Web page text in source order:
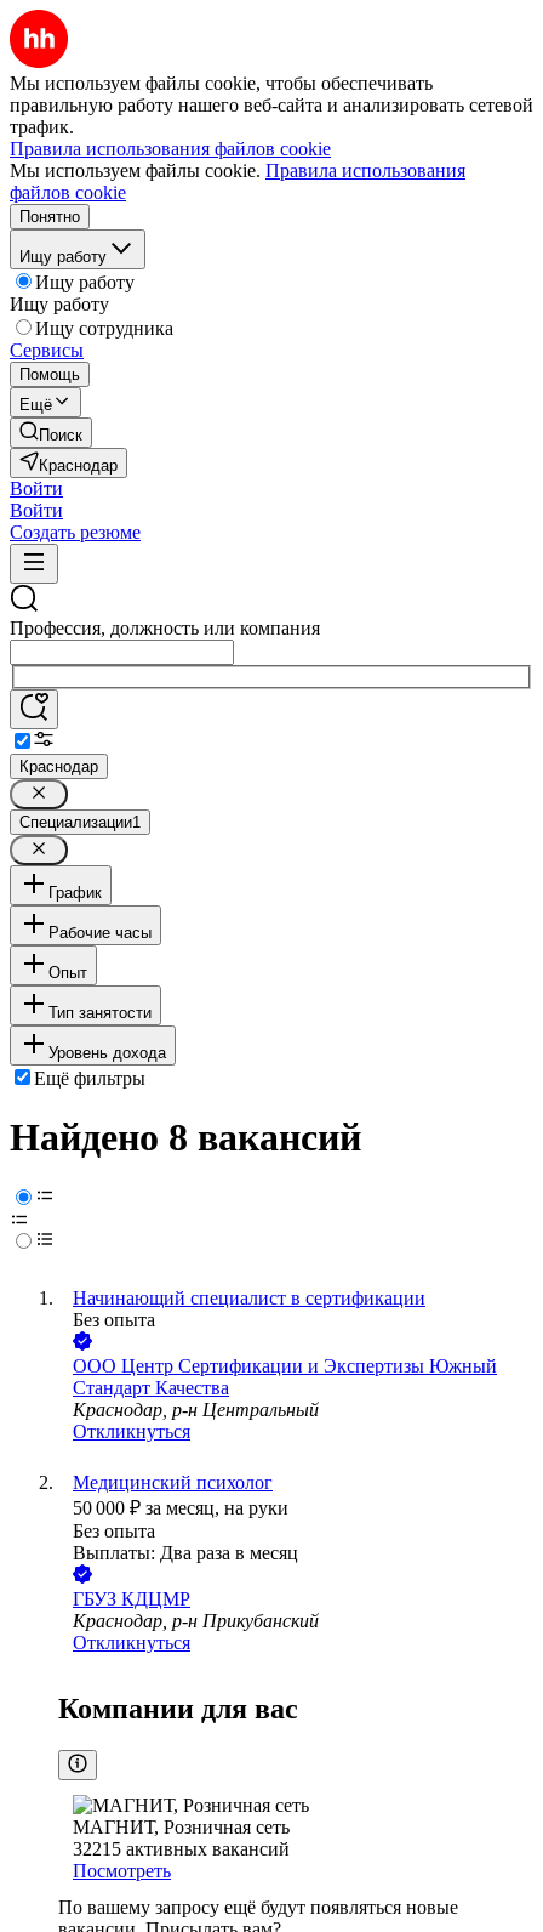
Мы используем файлы cookie, чтобы обеспечивать
правильную работу нашего веб-сайта и анализировать сетевой
трафик.
Правила использования файлов cookie
Мы используем файлы cookie. Правила использования
файлов cookie
Понятно
Ищу работу
Ищу работу
Ищу работу
Ищу сотрудника
Сервисы
Помощь
Ещё
Поиск
Краснодар
Войти
Войти
Создать резюме
Профессия, должность или компания
Краснодар
Специализации1
График
Рабочие часы
Опыт
Тип занятости
Уровень дохода
Ещё фильтры
Найдено 8 вакансий
Начинающий специалист в сертификации
Без опыта
ООО Центр Сертификации и Экспертизы Южный
Стандарт Качества
Краснодар, р-н Центральный
Откликнуться
Медицинский психолог
50 000 ₽ за месяц, на руки
Без опыта
Выплаты: Два раза в месяц
ГБУЗ КДЦМР
Краснодар, р-н Прикубанский
Откликнуться
Компании для вас
МАГНИТ, Розничная сеть
32215 активных вакансий
Посмотреть
По вашему запросу ещё будут появляться новые